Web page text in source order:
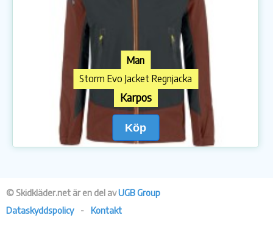
Man
Storm Evo Jacket Regnjacka
Karpos
Köp
© Skidkläder.net är en del avUGB Group
Dataskyddspolicy
- Kontakt